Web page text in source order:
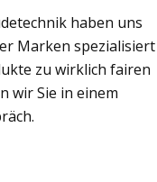
haben uns
Marken spezialisiert
zu wirklich fairen
wir Sie in einem